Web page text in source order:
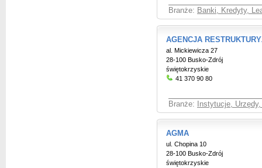
Branże: Banki, Kredyty,
AGENCJA
al. Mickiewicza 27
28-100 Busko-Zdrój
świętokrzyskie
41 370 90 80
Branże: Instytucje,
AGMA
ul. Chopina 10
28-100 Busko-Zdrój
świętokrzyskie